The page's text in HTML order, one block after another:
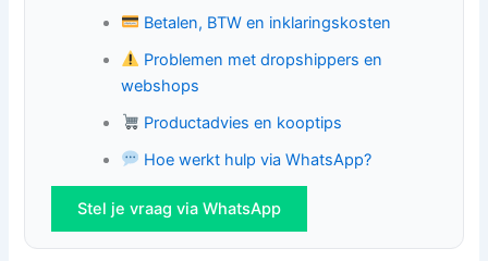
Betalen, BTW en inklaringskosten
Problemen met dropshippers en
webshops
Productadvies en kooptips
Hoe werkt hulp via WhatsApp?
Stel je vraag via WhatsApp